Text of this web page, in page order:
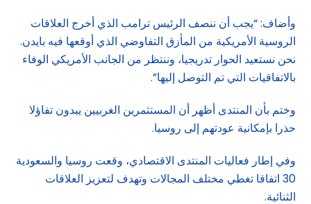
وأضاف: “يجب أن ننصف الرئيس ترامب الذي أخرج العلاقات
الروسية الأمريكية من المأزق التفاوضي الذي أوقعها فيه بايدن.
نحن نستعيد الحوار تدريجيا، وننتظر من الجانب الأمريكي الوفاء
بالاتفاقيات التي تم التوصل إليها”.
وختم بأن المنتدى أظهر أن المستثمرين الغربيين يبدون تفاؤلا
حذرا بإمكانية عودتهم إلى روسيا.
وفي إطار فعاليات المنتدى الاقتصادي، وقعت روسيا والسعودية
30 اتفاقا تغطي مختلف المجالات وتهدف لتعزيز العلاقات
الثنائية.